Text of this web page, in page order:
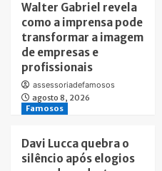
Walter Gabriel revela
como a imprensa pode
transformar a imagem
de empresas e
profissionais
assessoriadefamosos
agosto 8, 2026
Famosos
Davi Lucca quebra o
silêncio após elogios